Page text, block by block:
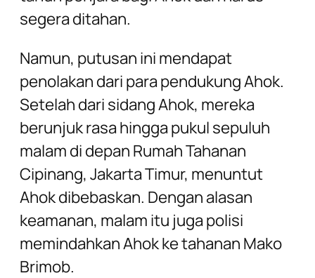
segera ditahan.
Namun, putusan ini mendapat
penolakan dari para pendukung Ahok.
Setelah dari sidang Ahok, mereka
berunjuk rasa hingga pukul sepuluh
malam di depan Rumah Tahanan
Cipinang, Jakarta Timur, menuntut
Ahok dibebaskan. Dengan alasan
keamanan, malam itu juga polisi
memindahkan Ahok ke tahanan Mako
Brimob.